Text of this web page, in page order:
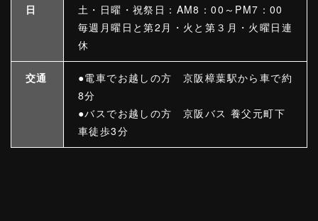
日
土・日曜・祝祭日：AM8：00～PM7：00
毎週月曜日と第2月・火と第３月・火曜日連
休
交通
●電車でお越しの方 京阪樟葉駅から車で約
8分
●バスでお越しの方 京阪バス 養父元町下
車徒歩3分